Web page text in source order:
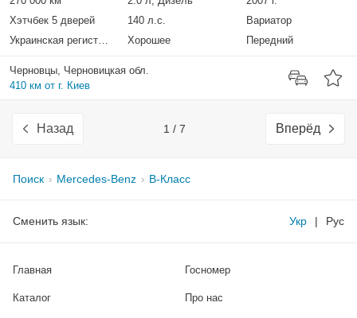
Хэтчбек 5 дверей
140 л.с.
Вариатор
Украинская регистрация
Хорошее Передний
Черновцы, Черновицкая обл.
410 км от г. Киев
Назад 1 / 7 Вперёд
Поиск Mercedes-Benz B-Класс
Сменить язык: Укр | Рус
Главная
Каталог
Госномер
Про нас